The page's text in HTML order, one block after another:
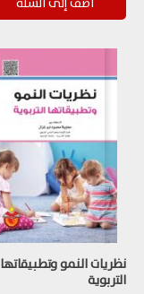
نظريات النمو وتطبيقاتها
التربوية